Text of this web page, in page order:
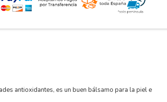
antioxidantes, es un buen bálsamo para la piel e